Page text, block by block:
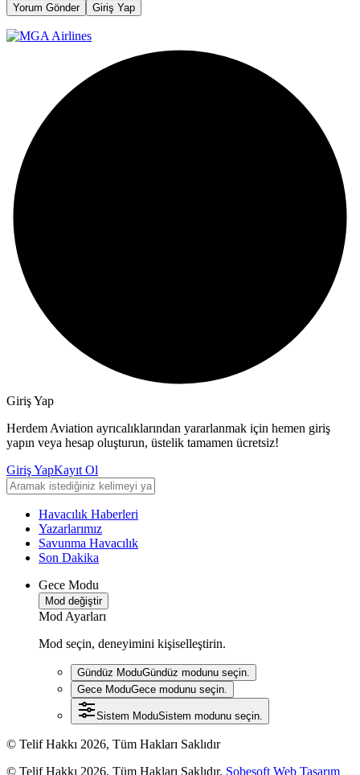
Yorum Gönder Giriş Yap
Giriş Yap
Herdem Aviation ayrıcalıklarından yararlanmak için hemen giriş
yapın veya hesap oluşturun, üstelik tamamen ücretsiz!
Giriş YapKayıt Ol
Havacılık Haberleri
Yazarlarımız
Savunma Havacılık
Son Dakika
Gece Modu
Mod değiştir
Mod Ayarları
Mod seçin, deneyimini kişiselleştirin.
Gündüz ModuGündüz modunu seçin.
Gece ModuGece modunu seçin.
Sistem ModuSistem modunu seçin.
© Telif Hakkı 2026, Tüm Hakları Saklıdır
© Telif Hakkı 2026, Tüm Hakları Saklıdır. Sobesoft Web Tasarım